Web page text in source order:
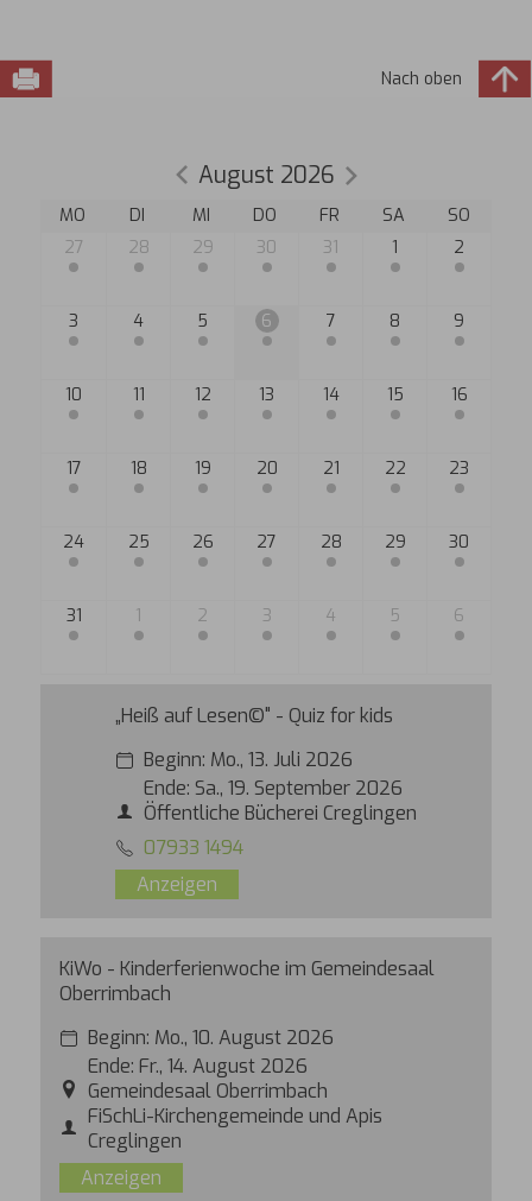
Nach oben
„Heiß auf Lesen©" - Quiz for kids
Beginn: Mo., 13. Juli 2026
Ende: Sa., 19. September 2026
Öffentliche Bücherei Creglingen
07933 1494
Anzeigen
KiWo - Kinderferienwoche im Gemeindesaal
Oberrimbach
Beginn: Mo., 10. August 2026
Ende: Fr., 14. August 2026
Gemeindesaal Oberrimbach
FiSchLi-Kirchengemeinde und Apis
Creglingen
Anzeigen